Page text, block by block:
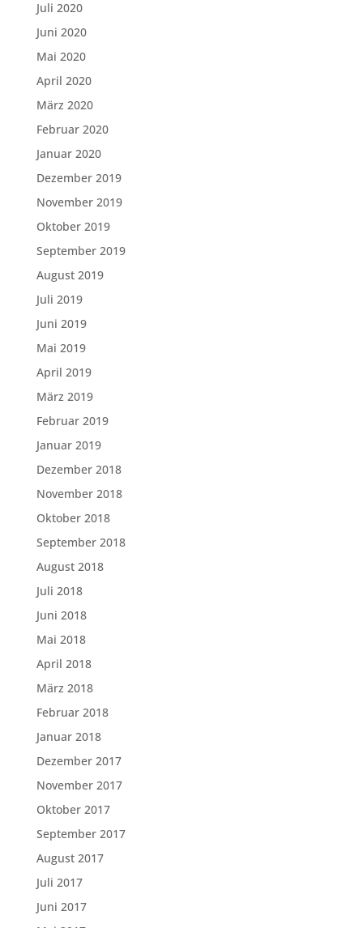
Juli 2020
Juni 2020
Mai 2020
April 2020
März 2020
Februar 2020
Januar 2020
Dezember 2019
November 2019
Oktober 2019
September 2019
August 2019
Juli 2019
Juni 2019
Mai 2019
April 2019
März 2019
Februar 2019
Januar 2019
Dezember 2018
November 2018
Oktober 2018
September 2018
August 2018
Juli 2018
Juni 2018
Mai 2018
April 2018
März 2018
Februar 2018
Januar 2018
Dezember 2017
November 2017
Oktober 2017
September 2017
August 2017
Juli 2017
Juni 2017